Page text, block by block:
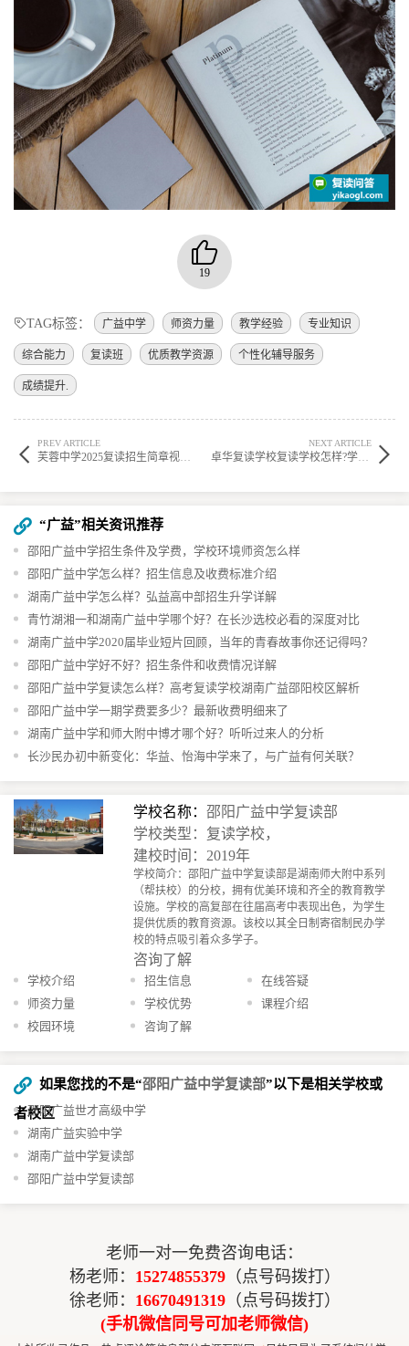
19
TAG标签： 广益中学 师资力量 教学经验 专业知识
综合能力 复读班 优质教学资源 个性化辅导服务
成绩提升.
PREV ARTICLE NEXT ARTICLE
“广益”相关资讯推荐
邵阳广益中学招生条件及学费，学校环境师资怎么样
邵阳广益中学怎么样？招生信息及收费标准介绍
湖南广益中学怎么样？弘益高中部招生升学详解
青竹湖湘一和湖南广益中学哪个好？在长沙选校必看的深度对比
湖南广益中学2020届毕业短片回顾，当年的青春故事你还记得吗？
邵阳广益中学好不好？招生条件和收费情况详解
邵阳广益中学复读怎么样？高考复读学校湖南广益邵阳校区解析
邵阳广益中学一期学费要多少？最新收费明细来了
湖南广益中学和师大附中博才哪个好？听听过来人的分析
长沙民办初中新变化：华益、怡海中学来了，与广益有何关联？
学校名称：邵阳广益中学复读部
学校类型：复读学校，
建校时间：2019年
学校简介：邵阳广益中学复读部是湖南师大附中系列
（帮扶校）的分校，拥有优美环境和齐全的教育教学
设施。学校的高复部在往届高考中表现出色，为学生
提供优质的教育资源。该校以其全日制寄宿制民办学
校的特点吸引着众多学子。
咨询了解
学校介绍 招生信息
在线答疑
师资力量
学校优势
课程介绍
校园环境
咨询了解
如果您找的不是“邵阳广益中学复读部”以下是相关学校或
者校区
邵阳广益世才高级中学
湖南广益实验中学
湖南广益中学复读部
邵阳广益中学复读部
老师一对一免费咨询电话：
杨老师： 15274855379（点号码拨打）
徐老师： 16670491319（点号码拨打）
(手机微信同号可加老师微信)